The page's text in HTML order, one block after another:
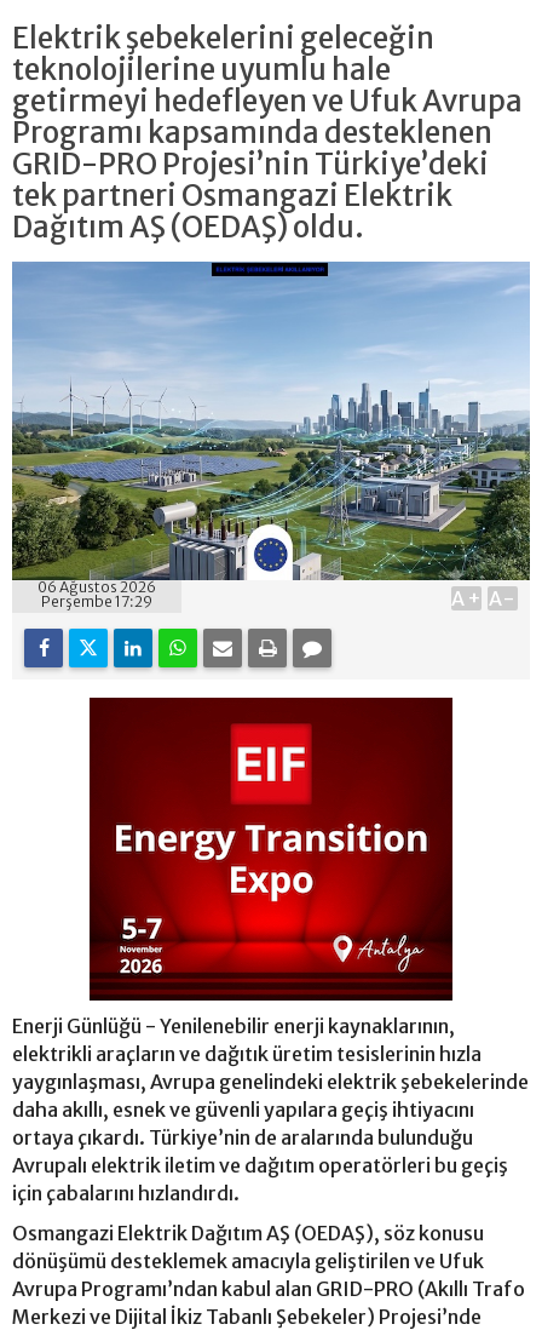
Elektrik şebekelerini geleceğin
teknolojilerine uyumlu hale
getirmeyi hedefleyen ve Ufuk Avrupa
Programı kapsamında desteklenen
GRID-PRO Projesi’nin Türkiye’deki
tek partneri Osmangazi Elektrik
Dağıtım AŞ (OEDAŞ) oldu.
06 Ağustos 2026
Perşembe 17:29
A+ A-
Enerji Günlüğü - Yenilenebilir enerji kaynaklarının,
elektrikli araçların ve dağıtık üretim tesislerinin hızla
yaygınlaşması, Avrupa genelindeki elektrik şebekelerinde
daha akıllı, esnek ve güvenli yapılara geçiş ihtiyacını
ortaya çıkardı. Türkiye’nin de aralarında bulunduğu
Avrupalı elektrik iletim ve dağıtım operatörleri bu geçiş
için çabalarını hızlandırdı.
Osmangazi Elektrik Dağıtım AŞ (OEDAŞ), söz konusu
dönüşümü desteklemek amacıyla geliştirilen ve Ufuk
Avrupa Programı’ndan kabul alan GRID-PRO (Akıllı Trafo
Merkezi ve Dijital İkiz Tabanlı Şebekeler) Projesi’nde